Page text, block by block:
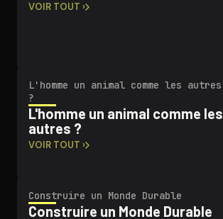
VOIR TOUT ›
L'homme un animal comme les autres
?
L'homme un animal comme les
autres ?
VOIR TOUT ›
Construire un Monde Durable
Construire un Monde Durable